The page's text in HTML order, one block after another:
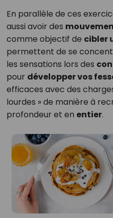
En parallèle de ces
aussi avoir des
comme objectif de cibler
permettent de se
les sensations lors des
pour développer vos
efficaces avec des
lourdes » de manière à
profondeur et en entier.